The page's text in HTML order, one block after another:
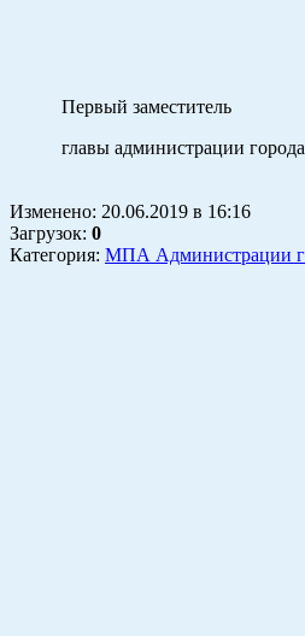
Первый заместитель
главы
Изменено: 20.06.2019 в 16:16
Загрузок: 0
Категория: МПА Администрации